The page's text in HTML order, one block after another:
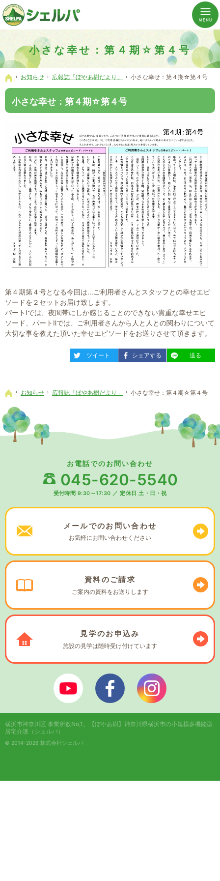
小さな幸せ：第４期☆第４号
介護の「通い・泊まり・訪問」から必要なものだけをご提供。介護のことならシェルパへ。
横浜市神奈川区 事業所数No,1の小規模多機能型居宅介護ぼやあ樹
ホーム
お知らせ 広報誌「ぼやあ樹だより」 小さな幸せ：第４期☆第４号
小さな幸せ：第４期☆第４号
第４期第４号となる今回は...ご利用者さんとスタッフとの幸せエピ
ソードを２セットお届け致します。
パートⅠでは、夜間帯にしか感じることのできない貴重な幸せエピ
ソード、パートⅡでは、ご利用者さんから人と人との関わりについて
大切な事を教えた頂いた幸せエピソードをお送りさせて頂きます。
entry304
ツイート entry304
シェアする entry304
送る
ホーム
お知らせ 広報誌「ぼやあ樹だより」 小さな幸せ：第４期☆第４号
お電話でのお問い合わせ
045-620-5540
受付時間 9:30～17:30 ／ 定休日 土・日・祝
メールでのお問い合わせ
お気軽にお問い合わせください
資料のご請求
ご案内の資料をお送りします
見学のお申込み
施設の見学は随時受け付けています
ぼやあ樹Youtube シェルパフェイスブック
© 2014-2026 株式会社シェルパ
横浜市神奈川区 事業所数No,1。
【ぼやあ樹】神奈川県横浜市の小規模多機能型
居宅介護（シェルパ）